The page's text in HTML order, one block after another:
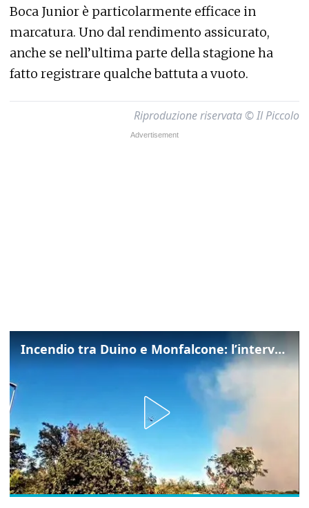
Boca Junior è particolarmente efficace in
marcatura. Uno dal rendimento assicurato,
anche se nell’ultima parte della stagione ha
fatto registrare qualche battuta a vuoto.
Riproduzione riservata © Il Piccolo
Incendio tra Duino e Monfalcone: l’intervento dei vigili del fuoco